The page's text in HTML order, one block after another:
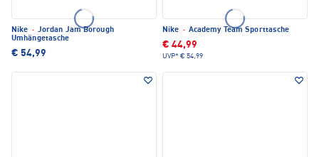
Nike · Jordan Jam Borough
Umhängetasche
€ 54,99
Nike · Academy Team Sporttasche
€ 44,99
UVP* € 54,99